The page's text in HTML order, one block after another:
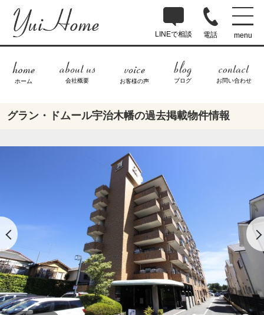
LINEで相談 電話 menu
ホーム 会社概要 お客様の声 ブログ お問い合わせ
グラン・ドムール宇治木幡の過去掲載物件情報